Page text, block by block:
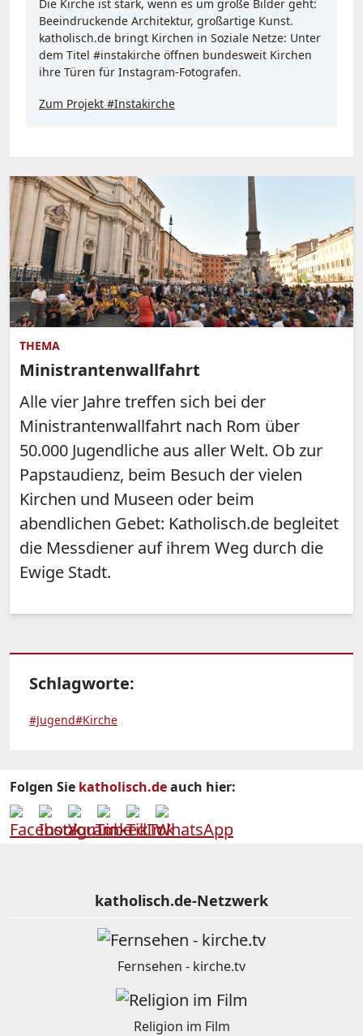
Die Kirche ist stark, wenn es um große Bilder geht:
Beeindruckende Architektur, großartige Kunst.
katholisch.de bringt Kirchen in Soziale Netze: Unter
dem Titel #instakirche öffnen bundesweit Kirchen
ihre Türen für Instagram-Fotografen.
Zum Projekt #Instakirche
THEMA
Ministrantenwallfahrt
Alle vier Jahre treffen sich bei der
Ministrantenwallfahrt nach Rom über
50.000 Jugendliche aus aller Welt. Ob zur
Papstaudienz, beim Besuch der vielen
Kirchen und Museen oder beim
abendlichen Gebet: Katholisch.de begleitet
die Messdiener auf ihrem Weg durch die
Ewige Stadt.
Schlagworte:
#Jugend#Kirche
Folgen Sie katholisch.deauch hier:
katholisch.de-Netzwerk
Fernsehen - kirche.tv
Religion im Film